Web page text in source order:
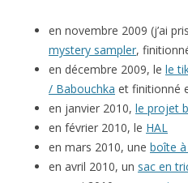
en novembre 2009 (j’ai
mystery sampler,
en décembre 2009, le le
/ Babouchka et finitionné
en janvier 2010, le projet
en février 2010, le HAL
en mars 2010, une boîte
en avril 2010, un sac en